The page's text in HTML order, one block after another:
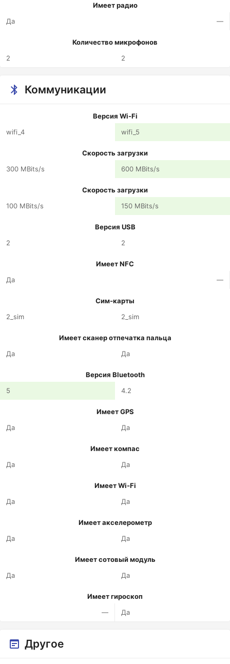
Имеет радио
Да
—
Количество микрофонов
2
2
Коммуникации
Версия Wi-Fi
wifi_4
wifi_5
Скорость загрузки
300 MBits/s
600 MBits/s
Скорость загрузки
100 MBits/s
150 MBits/s
Версия USB
2
2
Имеет NFC
Да
—
Сим-карты
2_sim
2_sim
Имеет сканер отпечатка пальца
Да
Да
Версия Bluetooth
5
4.2
Имеет GPS
Да
Да
Имеет компас
Да
Да
Имеет Wi-Fi
Да
Да
Имеет акселерометр
Да
Да
Имеет сотовый модуль
Да
Да
Имеет гироскоп
—
Да
Другое